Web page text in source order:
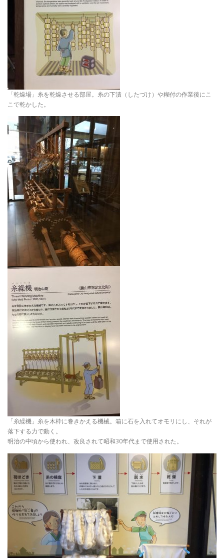
「乾燥場」糸を乾燥させる部屋。糸の下漬（したづけ）や糊付の作業後にこ
こで乾かした。
「糸繰機」糸を木枠に巻きかえる機械。箱に石を入れてオモリにし、それが
落下する力で動く。
明治の中頃から使われ、改良されて昭和30年代まで使用された。